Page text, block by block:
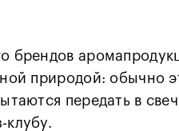
брендов
природой: обычно
передать в
клубу.